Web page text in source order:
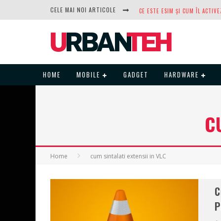
CELE MAI NOI ARTICOLE
HOME MOBILE GADGET HARDWARE
Home cum sintalati extensii in VLC